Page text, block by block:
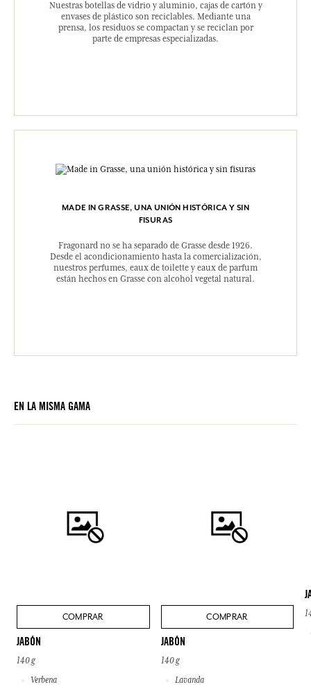
Nuestras botellas de vidrio y aluminio, cajas de cartón y
envases de plástico son reciclables. Mediante una
prensa, los residuos se compactan y se reciclan por
parte de empresas especializadas.
MADE IN GRASSE, UNA UNIÓN HISTÓRICA Y SIN
FISURAS
Fragonard no se ha separado de Grasse desde 1926.
Desde el acondicionamiento hasta la comercialización,
nuestros perfumes, eaux de toilette y eaux de parfum
están hechos en Grasse con alcohol vegetal natural.
EN LA MISMA GAMA
COMPRAR
JABÓN
140 g
Verbena
COMPRAR
JABÓN
140 g
Lavanda